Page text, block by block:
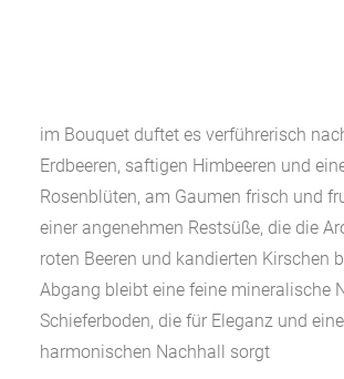
im Bouquet duftet es verführerisch
Erdbeeren, saftigen Himbeeren und
Rosenblüten, am Gaumen frisch und
einer angenehmen Restsüße, die die
roten Beeren und kandierten Kirschen
Abgang bleibt eine feine mineralische
Schieferboden, die für Eleganz und
harmonischen Nachhall sorgt